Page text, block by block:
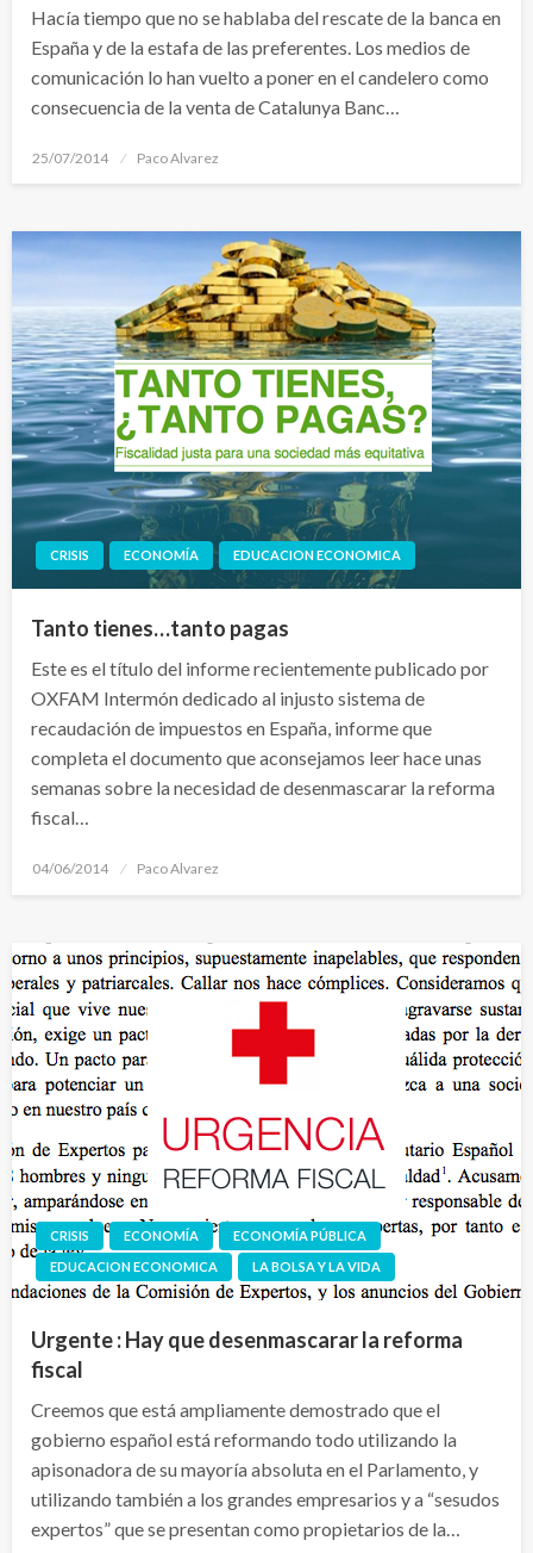
Hacía tiempo que no se hablaba del rescate de la banca en
España y de la estafa de las preferentes. Los medios de
comunicación lo han vuelto a poner en el candelero como
consecuencia de la venta de Catalunya Banc…
Publicado
25/07/2014 Paco Alvarez
CRISIS ECONOMÍA EDUCACION ECONOMICA
Tanto tienes…tanto pagas
Este es el título del informe recientemente publicado por
OXFAM Intermón dedicado al injusto sistema de
recaudación de impuestos en España, informe que
completa el documento que aconsejamos leer hace unas
semanas sobre la necesidad de desenmascarar la reforma
fiscal…
Publicado
04/06/2014 Paco Alvarez
CRISIS ECONOMÍA
ECONOMÍA PÚBLICA
EDUCACION ECONOMICA
LA BOLSA Y LA VIDA
Urgente : Hay que desenmascarar la reforma
fiscal
Creemos que está ampliamente demostrado que el
gobierno español está reformando todo utilizando la
apisonadora de su mayoría absoluta en el Parlamento, y
utilizando también a los grandes empresarios y a “sesudos
expertos” que se presentan como propietarios de la…